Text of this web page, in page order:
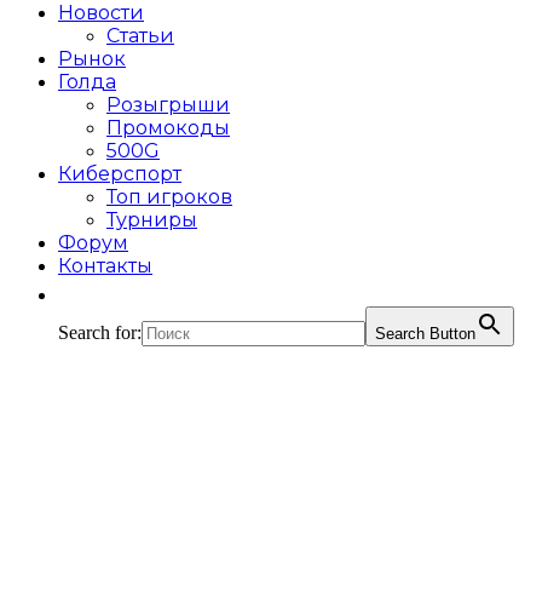
Новости
Статьи
Рынок
Голда
Розыгрыши
Промокоды
500G
Киберспорт
Топ игроков
Турниры
Форум
Контакты
Search for: Search Button